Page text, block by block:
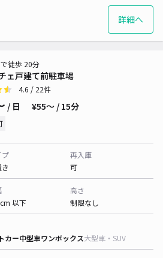
詳細へ
ェ戸建て前駐車場
徒歩 20分
4.6 / 22件
/ 日 ¥55〜 / 15分
プ
再入庫
可
以下
高さ
制限なし
カー中型車ワンボックス大型車・SUV